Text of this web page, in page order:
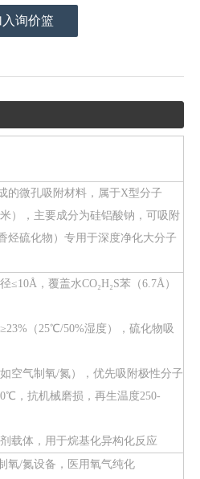
入询价篮
的微孔吸附材料，属于X型分子
），主要成分为硅铝酸钠，可吸附
烃硫化物）专用于深度净化大分子
≤10Å，覆盖水CO₂H₂S苯（6.7Å）
（25℃/50%湿度），硫化物吸
空气制氧/氮），优先吸附极性分子
，抗机械磨损，再生温度250-
载体，用于烷基化异构化反应
氧/氮设备，医用氧气纯化